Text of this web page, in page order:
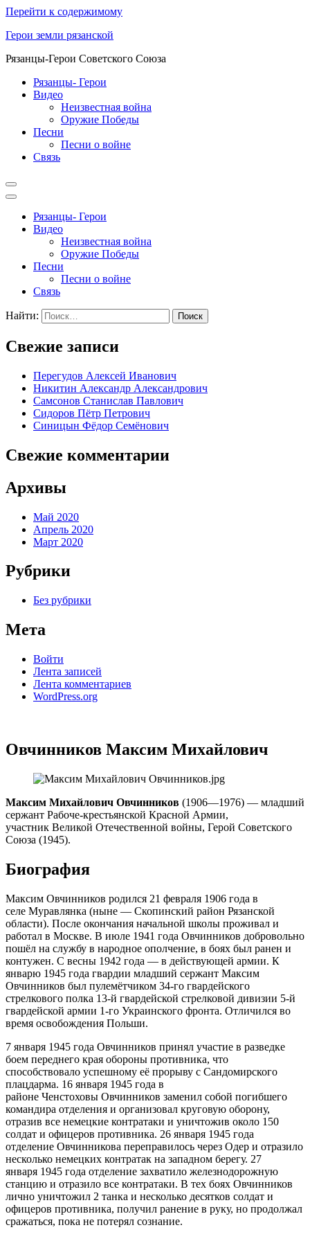
Перейти к содержимому
Герои земли рязанской
Рязанцы-Герои Советского Союза
Рязанцы- Герои
Видео
Неизвестная война
Оружие Победы
Песни
Песни о войне
Cвязь
Рязанцы- Герои
Видео
Неизвестная война
Оружие Победы
Песни
Песни о войне
Cвязь
Найти: Поиск
Свежие записи
Перегудов Алексей Иванович
Никитин Александр Александрович
Самсонов Станислав Павлович
Сидоров Пётр Петрович
Синицын Фёдор Семёнович
Свежие комментарии
Архивы
Май 2020
Апрель 2020
Март 2020
Рубрики
Без рубрики
Мета
Войти
Лента записей
Лента комментариев
WordPress.org
Овчинников Максим Михайлович
Максим Михайлович Овчинников (1906—1976) — младший
сержант Рабоче-крестьянской Красной Армии,
участник Великой Отечественной войны, Герой Советского
Союза (1945).
Биография
Максим Овчинников родился 21 февраля 1906 года в
селе Муравлянка (ныне — Скопинский район Рязанской
области). После окончания начальной школы проживал и
работал в Москве. В июле 1941 года Овчинников добровольно
пошёл на службу в народное ополчение, в боях был ранен и
контужен. С весны 1942 года — в действующей армии. К
январю 1945 года гвардии младший сержант Максим
Овчинников был пулемётчиком 34-го гвардейского
стрелкового полка 13-й гвардейской стрелковой дивизии 5-й
гвардейской армии 1-го Украинского фронта. Отличился во
время освобождения Польши.
7 января 1945 года Овчинников принял участие в разведке
боем переднего края обороны противника, что
способствовало успешному её прорыву с Сандомирского
плацдарма. 16 января 1945 года в
районе Ченстоховы Овчинников заменил собой погибшего
командира отделения и организовал круговую оборону,
отразив все немецкие контратаки и уничтожив около 150
солдат и офицеров противника. 26 января 1945 года
отделение Овчинникова переправилось через Одер и отразило
несколько немецких контратак на западном берегу. 27
января 1945 года отделение захватило железнодорожную
станцию и отразило все контратаки. В тех боях Овчинников
лично уничтожил 2 танка и несколько десятков солдат и
офицеров противника, получил ранение в руку, но продолжал
сражаться, пока не потерял сознание.